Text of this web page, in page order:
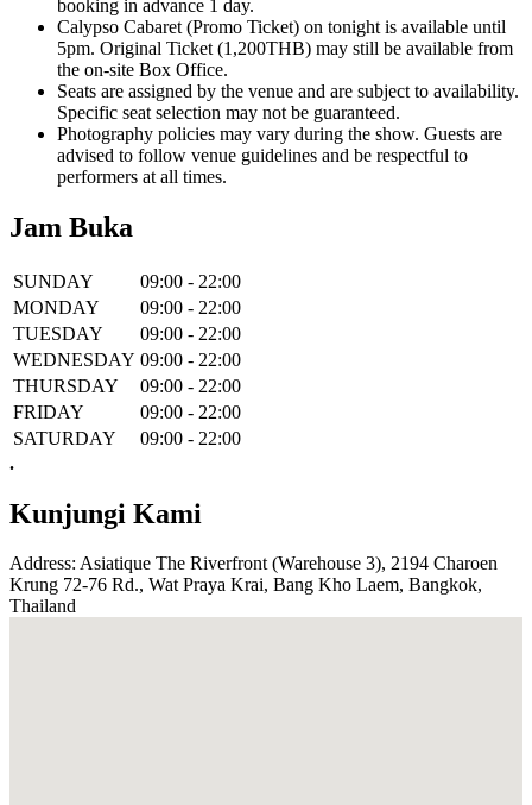
booking in advance 1 day.
Calypso Cabaret (Promo Ticket) on tonight is available until
5pm. Original Ticket (1,200THB) may still be available from
the on-site Box Office.
Seats are assigned by the venue and are subject to availability.
Specific seat selection may not be guaranteed.
Photography policies may vary during the show. Guests are
advised to follow venue guidelines and be respectful to
performers at all times.
Jam Buka
SUNDAY
09:00 - 22:00
MONDAY
09:00 - 22:00
TUESDAY
09:00 - 22:00
WEDNESDAY 09:00 - 22:00
THURSDAY
09:00 - 22:00
FRIDAY
09:00 - 22:00
SATURDAY
09:00 - 22:00
.
Kunjungi Kami
Address: Asiatique The Riverfront (Warehouse 3), 2194 Charoen
Krung 72-76 Rd., Wat Praya Krai, Bang Kho Laem, Bangkok,
Thailand